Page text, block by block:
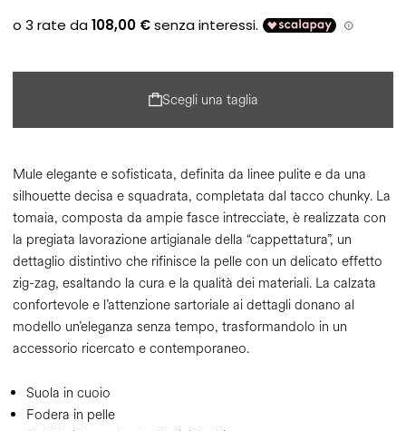
Scegli una taglia
Mule elegante e sofisticata, definita da linee pulite e da una
silhouette decisa e squadrata, completata dal tacco chunky. La
tomaia, composta da ampie fasce intrecciate, è realizzata con
la pregiata lavorazione artigianale della “cappettatura”, un
dettaglio distintivo che rifinisce la pelle con un delicato effetto
zig-zag, esaltando la cura e la qualità dei materiali. La calzata
confortevole e l’attenzione sartoriale ai dettagli donano al
modello un’eleganza senza tempo, trasformandolo in un
accessorio ricercato e contemporaneo.
Suola in cuoio
Fodera in pelle